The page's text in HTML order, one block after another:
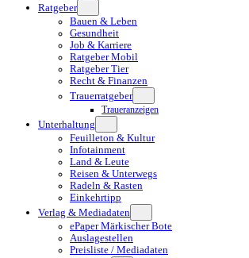
Ratgeber
Bauen & Leben
Gesundheit
Job & Karriere
Ratgeber Mobil
Ratgeber Tier
Recht & Finanzen
Trauerratgeber
Traueranzeigen
Unterhaltung
Feuilleton & Kultur
Infotainment
Land & Leute
Reisen & Unterwegs
Radeln & Rasten
Einkehrtipp
Verlag & Mediadaten
ePaper Märkischer Bote
Auslagestellen
Preisliste / Mediadaten